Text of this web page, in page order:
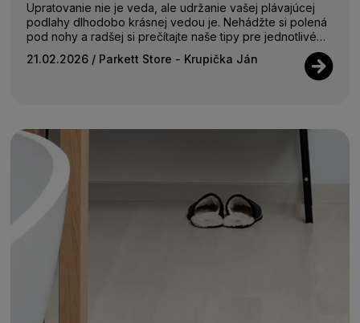
Upratovanie nie je veda, ale udržanie vašej plávajúcej
podlahy dlhodobo krásnej vedou je. Nehádžte si polená
pod nohy a radšej si prečítajte naše tipy pre jednotlivé
21.02.2026 / Parkett Store - Krupička Ján